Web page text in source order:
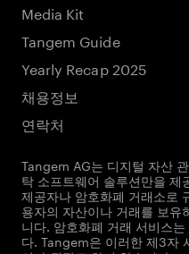
Media Kit
Tangem Guide
Yearly Recap 2025
채용정보
연락처
Tangem AG는 디지털 자산
탁 소프트웨어 솔루션만을
제공자나 암호화폐 거래소로
용자의 자산이나 거래를 보
니다. 암호화폐 거래 서비스
다. Tangem은 이러한 제3자